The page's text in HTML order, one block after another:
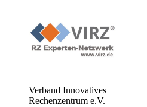
Verband Innovatives
Rechenzentrum e.V.